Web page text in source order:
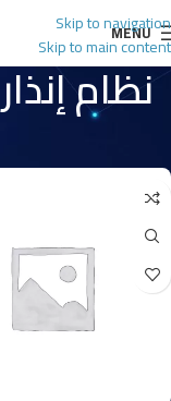
Skip to navigation
Skip to main content
MENU
نظام
نظام إنذار الحريق